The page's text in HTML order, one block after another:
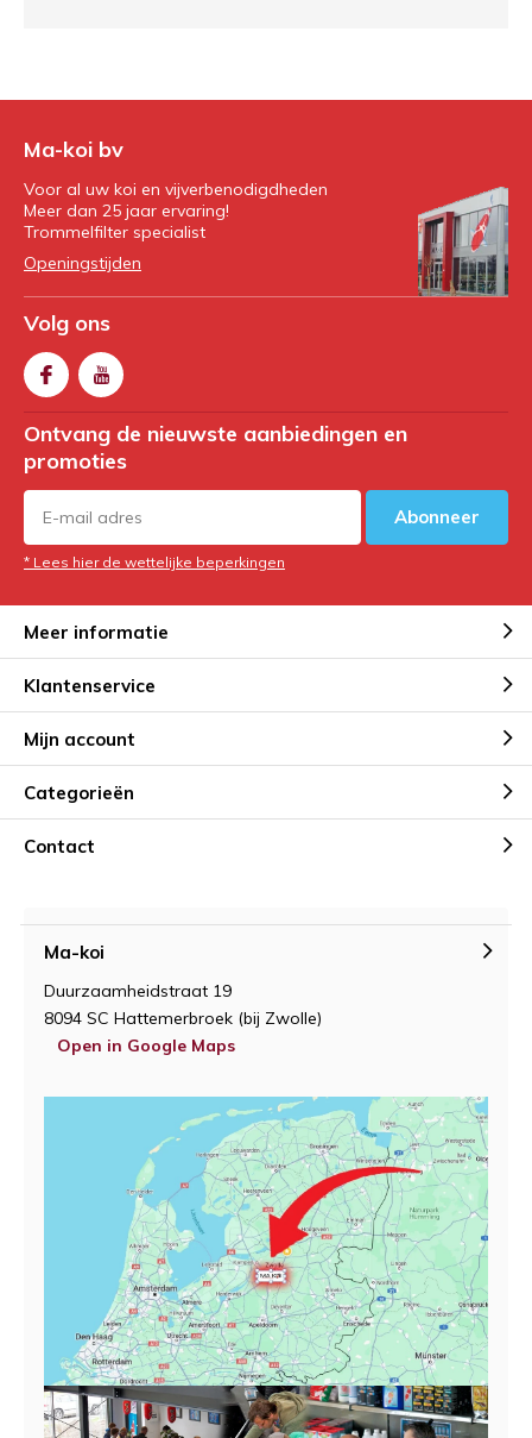
Ma-koi bv
Voor al uw koi en vijverbenodigdheden
Meer dan 25 jaar ervaring!
Trommelfilter specialist
Openingstijden
Volg ons
Ontvang de nieuwste aanbiedingen en
promoties
Abonneer
* Lees hier de wettelijke beperkingen
Meer informatie
Klantenservice
Mijn account
Categorieën
Contact
Ma-koi
Duurzaamheidstraat 19
8094 SC Hattemerbroek (bij Zwolle)
Open in Google Maps